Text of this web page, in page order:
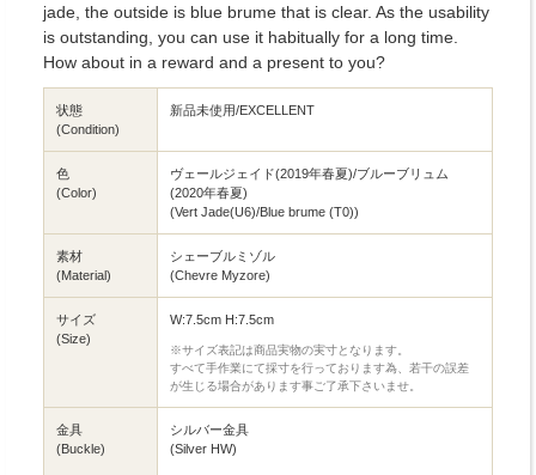
jade, the outside is blue brume that is clear. As the usability
is outstanding, you can use it habitually for a long time.
How about in a reward and a present to you?
状態
(Condition)
新品未使用/EXCELLENT
色
(Color)
ヴェールジェイド(2019年春夏)/ブルーブリュム
(2020年春夏)
(Vert Jade(U6)/Blue brume (T0))
素材
(Material)
シェーブルミゾル
(Chevre Myzore)
サイズ
(Size)
W:7.5cm H:7.5cm
※サイズ表記は商品実物の実寸となります。
すべて手作業にて採寸を行っております為、若干の誤差
が生じる場合があります事ご了承下さいませ。
金具
(Buckle)
シルバー金具
(Silver HW)